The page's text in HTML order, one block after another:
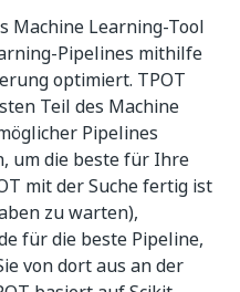
Machine Learning-Tool
Pipelines mithilfe
optimiert. TPOT
Teil des Machine
Pipelines
um die beste für Ihre
mit der Suche fertig ist
zu warten),
für die beste Pipeline,
von dort aus an der